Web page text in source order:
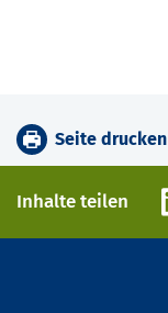
Seite drucken
Inhalte teilen